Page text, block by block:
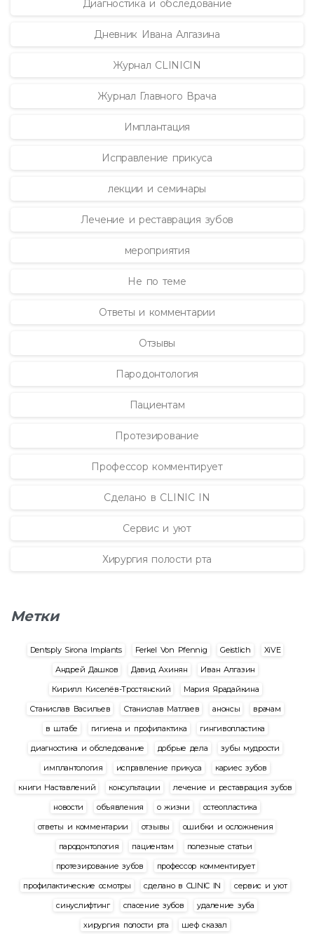
Диагностика и обследование
Дневник Ивана Алгазина
Журнал CLINICIN
Журнал Главного Врача
Имплантация
Исправление прикуса
лекции и семинары
Лечение и реставрация зубов
мероприятия
Не по теме
Ответы и комментарии
Отзывы
Пародонтология
Пациентам
Протезирование
Профессор комментирует
Сделано в CLINIC IN
Сервис и уют
Хирургия полости рта
Метки
Dentsply Sirona Implants Ferkel Von Pfennig Geistlich
XiVE
Андрей Дашков
Давид Ахинян
Иван Алгазин
Кирилл Киселёв-Тростянский
Мария Ярадайкина
Станислав Васильев
Станислав Матлаев анонсы
врачам
в штабе
гигиена и профилактика
гингивопластика
диагностика и обследование
добрые дела
зубы мудрости
имплантология
исправление прикуса
кариес зубов
книги Наставлений
консультации
лечение и реставрация зубов
новости
объявления о жизни
остеопластика
ответы и комментарии
отзывы
ошибки и осложнения
пародонтология
пациентам
полезные статьи
протезирование зубов
профессор комментирует
профилактические осмотры
сделано в CLINIC IN
сервис и уют
синуслифтинг
спасение зубов
удаление зуба
хирургия полости рта
шеф сказал